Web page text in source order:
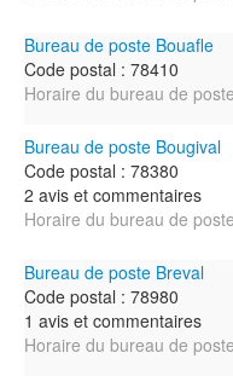
Bureau de poste Bouafle
Code postal : 78410
Horaire du bureau de
Bureau de poste Bougival
Code postal : 78380
2 avis et commentaires
Horaire du bureau de
Bureau de poste Breval
Code postal : 78980
1 avis et commentaires
Horaire du bureau de